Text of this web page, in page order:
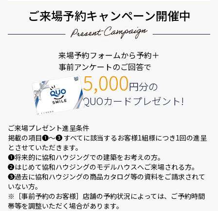
ご来場予約キャンペーン開催中
5,000円分の
QUOカードプレゼント!
来場予約フォームから予約＋
事前アンケートのご回答で
ご来場プレゼント進呈条件
掲載の項目❶～❸ すべてに該当するお客様1組様につき1回の進呈
とさせていただきます。
❶将来的に協和ハウジングでの建築をお考えの方。
❷はじめて協和ハウジングのモデルハウスへご来場される方。
❸過去に協和ハウジングの商品カタログ等の資料をご請求されて
いない方。
※［事前予約のお客様］店舗の予約状況によっては、ご予約時間
帯等を調整いただく場合があります。